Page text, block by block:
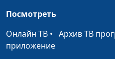
(четвертая часть)
Посмотреть
Онлайн ТВ • Архив ТВ
приложение